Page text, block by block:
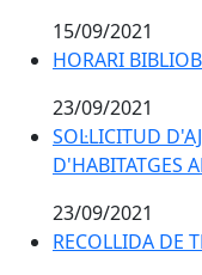
15/09/2021
HORARI
HORARI
23/09/2021
SOL·LICITUD
D'HABITATGES
23/09/2021
RECOLLIDA DE
RECOLLIDA DE